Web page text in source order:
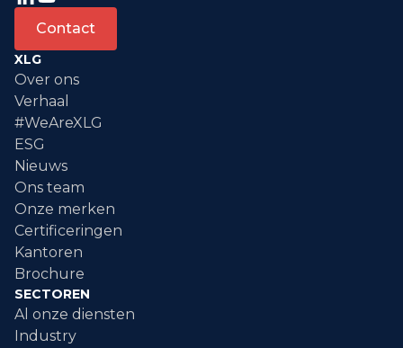
Contact
XLG
Over ons
Verhaal
#WeAreXLG
ESG
Nieuws
Ons team
Onze merken
Certificeringen
Kantoren
Brochure
SECTOREN
Al onze diensten
Industry